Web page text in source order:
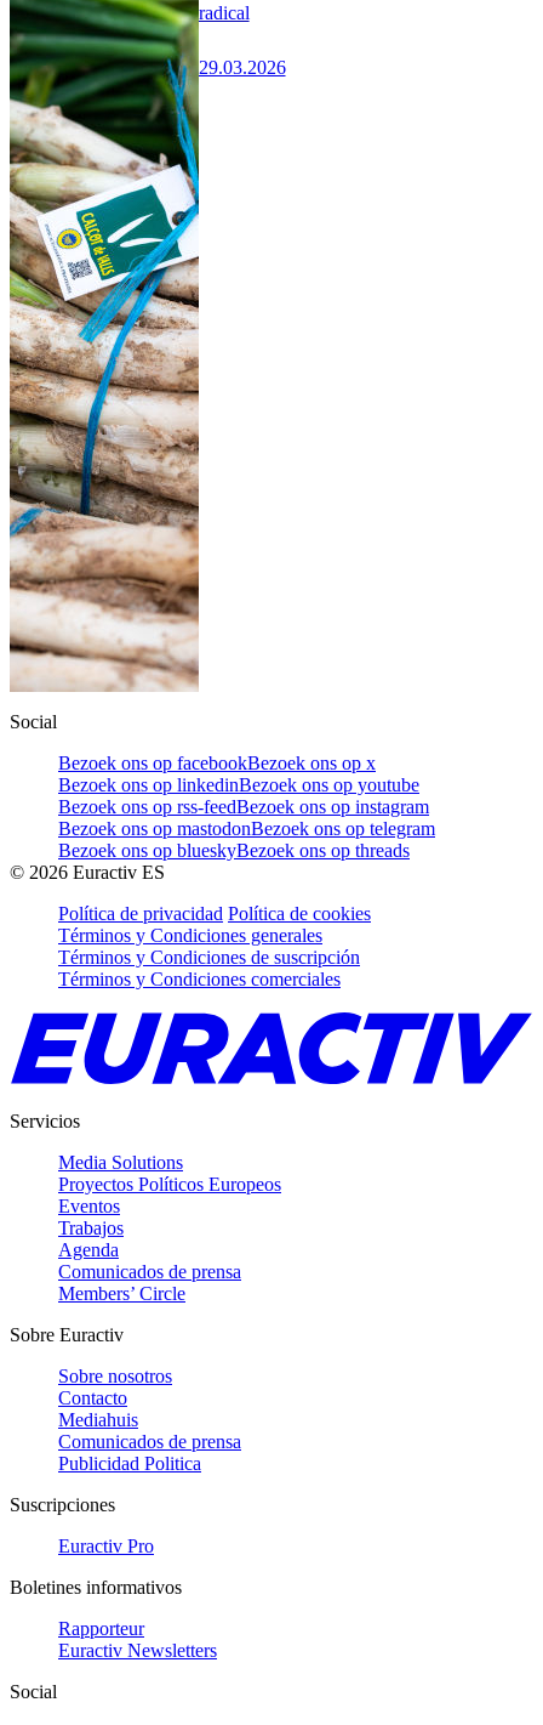
radical
29.03.2026
Social
Bezoek ons op facebookBezoek ons op x
Bezoek ons op linkedinBezoek ons op youtube
Bezoek ons op rss-feedBezoek ons op instagram
Bezoek ons op mastodonBezoek ons op telegram
Bezoek ons op blueskyBezoek ons op threads
© 2026 Euractiv ES
Política de privacidad Política de cookies
Términos y Condiciones generales
Términos y Condiciones de suscripción
Términos y Condiciones comerciales
Servicios
Media Solutions
Proyectos Políticos Europeos
Eventos
Trabajos
Agenda
Comunicados de prensa
Members’ Circle
Sobre Euractiv
Sobre nosotros
Contacto
Mediahuis
Comunicados de prensa
Publicidad Politica
Suscripciones
Euractiv Pro
Boletines informativos
Rapporteur
Euractiv Newsletters
Social